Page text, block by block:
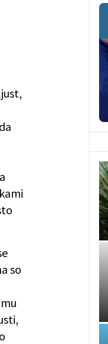
so